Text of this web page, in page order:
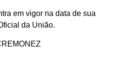
em vigor na data de sua
da União.